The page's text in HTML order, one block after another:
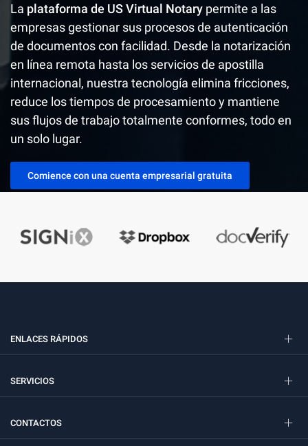
La plataforma de US Virtual Notary permite a las
empresas gestionar sus procesos de autenticación
de documentos con facilidad. Desde la notarización
en línea remota hasta los servicios de apostilla
internacional, nuestra tecnología elimina fricciones,
reduce los tiempos de procesamiento y mantiene
sus flujos de trabajo totalmente conformes, todo en
un solo lugar.
Comience con una cuenta empresarial gratuita
ENLACES RÁPIDOS
SERVICIOS
CONTACTOS